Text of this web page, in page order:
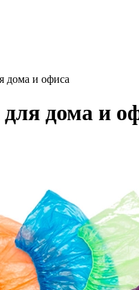
дома и офиса
дома и